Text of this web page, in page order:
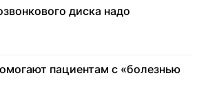
диска надо
пациентам с «болезнью